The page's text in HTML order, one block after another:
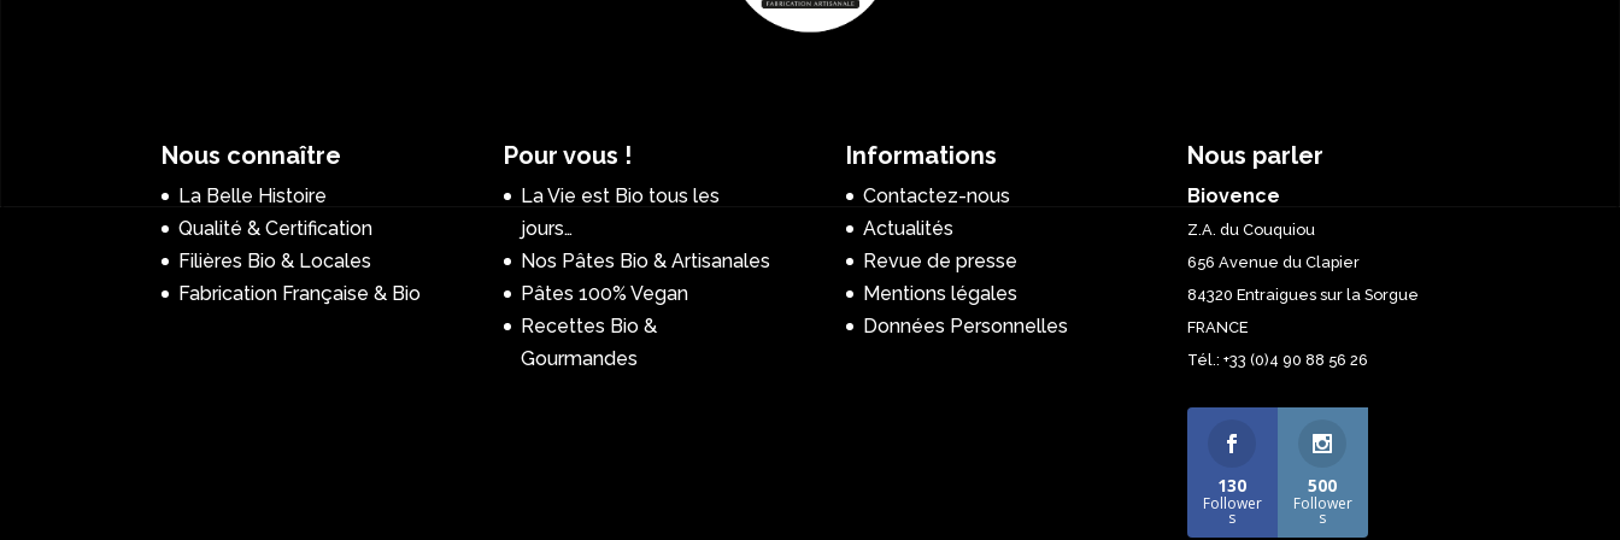
Nous connaître
La Belle Histoire
Qualité & Certification
Filières Bio & Locales
Fabrication Française & Bio
Pour vous !
La Vie est Bio tous les
jours…
Nos Pâtes Bio & Artisanales
Pâtes 100% Vegan
Recettes Bio &
Gourmandes
Informations
Contactez-nous
Actualités
Revue de presse
Mentions légales
Données Personnelles
Nous parler
Biovence
Z.A. du Couquiou
656 Avenue du Clapier
84320 Entraigues sur la Sorgue
FRANCE
Tél.: +33 (0)4 90 88 56 26
130
Follower
s
500
Follower
s